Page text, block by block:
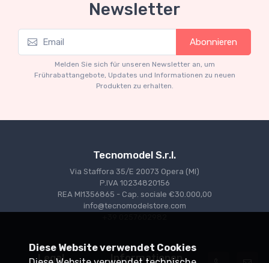
Ferrari 166 MM Abarth Metallic Silver Press
Version 1953 scala 1/18
€227.05 €239.00
Newsletter
Abonnieren
Melden Sie sich für unseren Newsletter an, um
Frührabattangebote, Updates und Informationen zu neuen
Produkten zu erhalten.
Tecnomodel S.r.l.
Via Staffora 35/E 20073 Opera (MI)
P.IVA 10234820156
REA MI1356865 - Cap. sociale €30.000,00
info@tecnomodelstore.com
Legal Informationen
Diese Website verwendet Cookies